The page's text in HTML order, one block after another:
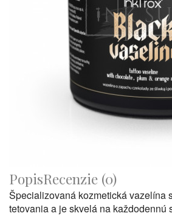
PopisRecenzie (0)
Špecializovaná kozmetická vazelína
tetovania a je skvelá na